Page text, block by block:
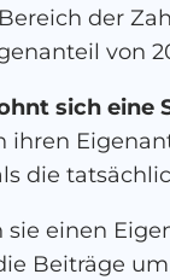
der
von
sich eine
ihren
die
sie einen
Beiträge